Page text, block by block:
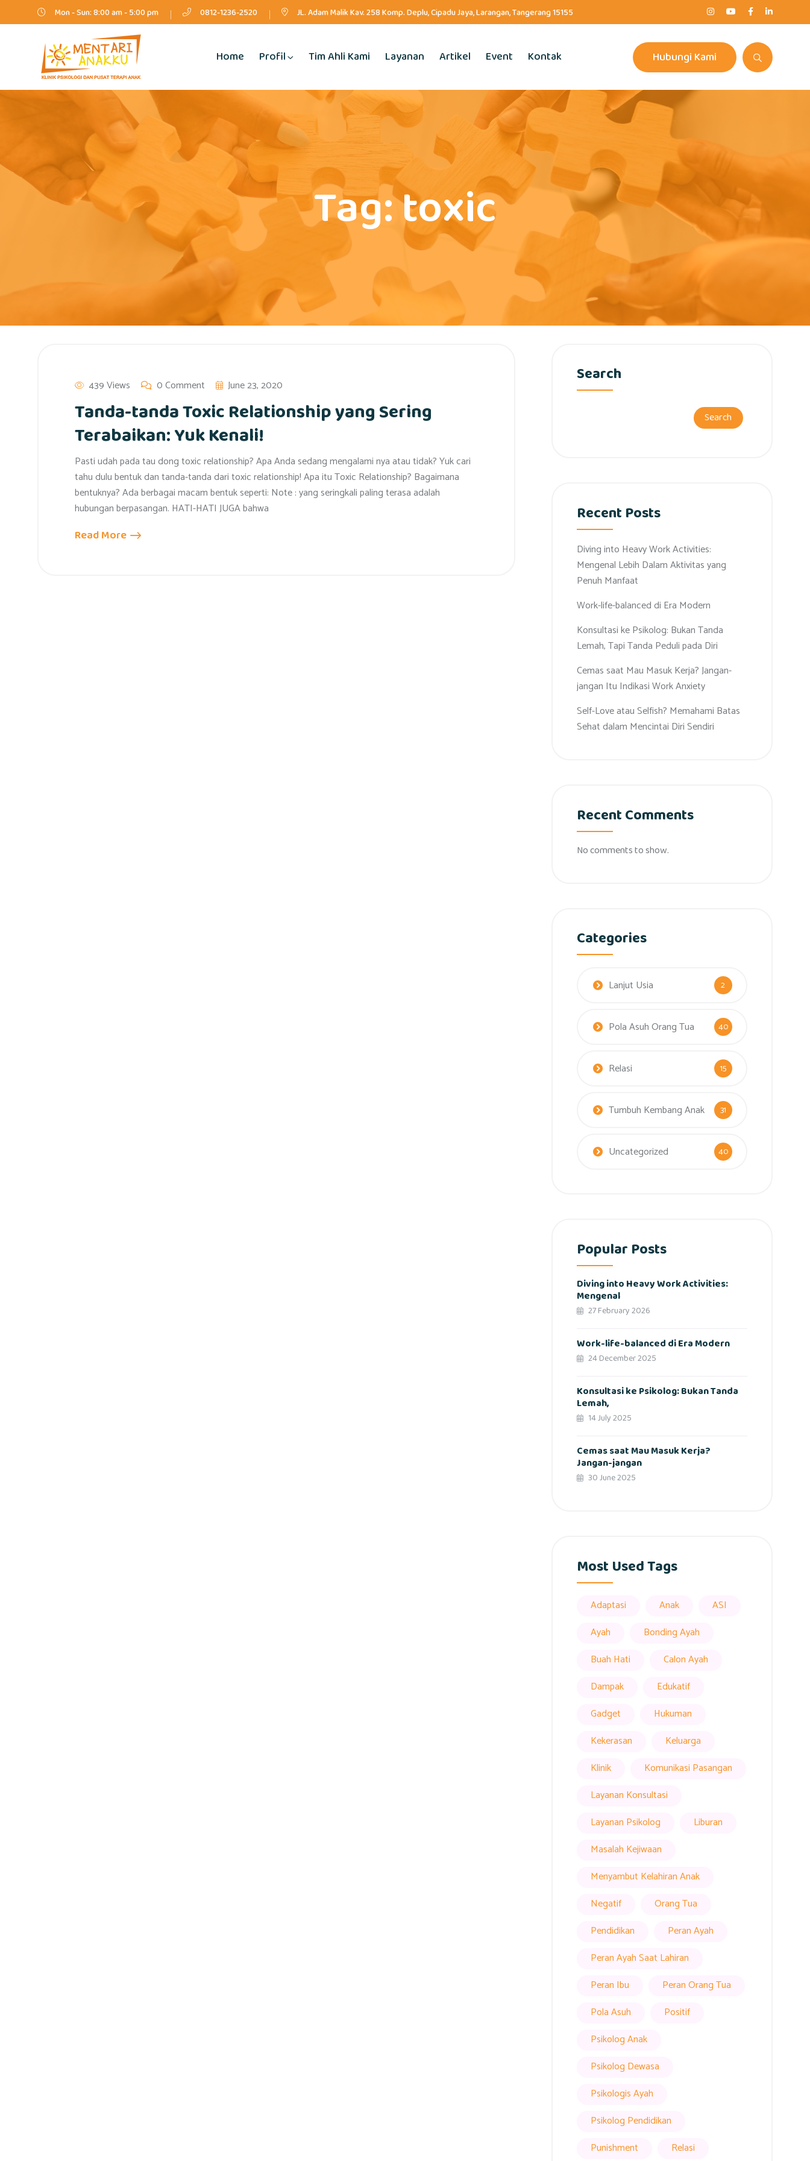
Mon - Sun: 8:00 am - 5:00 pm 0812-1236-2520 JL. Adam Malik Kav. 258 Komp. Deplu, Cipadu Jaya, Larangan, Tangerang 15155
Home Profil Tim Ahli Kami Layanan Artikel Event Kontak Hubungi Kami
Tag:toxic
439 Views 0 Comment June 23, 2020
Tanda-tanda Toxic Relationship yang Sering
Terabaikan: Yuk Kenali!
Pasti udah pada tau dong toxic relationship? Apa Anda sedang mengalami nya atau tidak? Yuk cari
tahu dulu bentuk dan tanda-tanda dari toxic relationship! Apa itu Toxic Relationship? Bagaimana
bentuknya? Ada berbagai macam bentuk seperti: Note : yang seringkali paling terasa adalah
hubungan berpasangan. HATI-HATI JUGA bahwa
Read More
Search
Search
Recent Posts
Diving into Heavy Work Activities:
Mengenal Lebih Dalam Aktivitas yang
Penuh Manfaat
Work-life-balanced di Era Modern
Konsultasi ke Psikolog: Bukan Tanda
Lemah, Tapi Tanda Peduli pada Diri
Cemas saat Mau Masuk Kerja? Jangan-
jangan Itu Indikasi Work Anxiety
Self-Love atau Selfish? Memahami Batas
Sehat dalam Mencintai Diri Sendiri
Recent Comments
No comments to show.
Categories
Lanjut Usia 2
Pola Asuh Orang Tua 40
Relasi 15
Tumbuh Kembang Anak 31
Uncategorized 40
Popular Posts
Diving into Heavy Work Activities:
Mengenal
27 February 2026
Work-life-balanced di Era Modern
24 December 2025
Konsultasi ke Psikolog: Bukan Tanda
Lemah,
14 July 2025
Cemas saat Mau Masuk Kerja?
Jangan-jangan
30 June 2025
Most Used Tags
Adaptasi Anak
ASI
Ayah
Bonding Ayah
Buah Hati
Calon Ayah
Dampak
Edukatif
Gadget
Hukuman
Kekerasan
Keluarga
Klinik
Komunikasi Pasangan
Layanan Konsultasi
Layanan Psikolog
Liburan
Masalah Kejiwaan
Menyambut Kelahiran Anak
Negatif
Orang Tua
Pendidikan
Peran Ayah
Peran Ayah Saat Lahiran
Peran Ibu
Peran Orang Tua
Pola Asuh
Positif
Psikolog Anak
Psikolog Dewasa
Psikologis Ayah
Psikolog Pendidikan
Punishment
Relasi